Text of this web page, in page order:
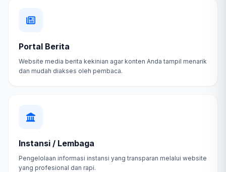
Portal Berita
Website media berita kekinian agar konten Anda tampil menarik
dan mudah diakses oleh pembaca.
Instansi / Lembaga
Pengelolaan informasi instansi yang transparan melalui website
yang profesional dan rapi.